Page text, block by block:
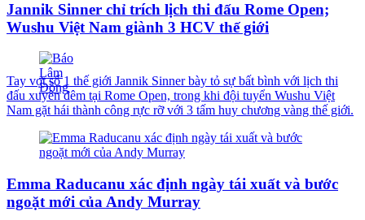
Jannik Sinner chỉ trích lịch thi đấu Rome Open;
Wushu Việt Nam giành 3 HCV thế giới
Tay vợt số 1 thế giới Jannik Sinner bày tỏ sự bất bình với lịch thi
đấu xuyên đêm tại Rome Open, trong khi đội tuyển Wushu Việt
Nam gặt hái thành công rực rỡ với 3 tấm huy chương vàng thế giới.
Emma Raducanu xác định ngày tái xuất và bước
ngoặt mới của Andy Murray